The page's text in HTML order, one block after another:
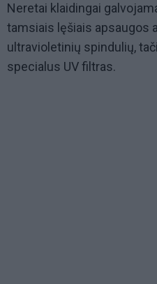
Neretai klaidingai
tamsiais lęšiais apsaugos
ultravioletinių spindulių,
specialus UV filtras.